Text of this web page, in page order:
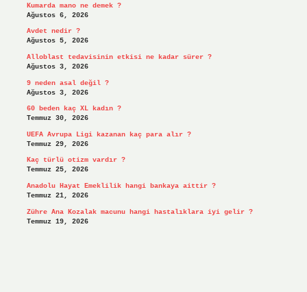
Kumarda mano ne demek ?
Ağustos 6, 2026
Avdet nedir ?
Ağustos 5, 2026
Alloblast tedavisinin etkisi ne kadar sürer ?
Ağustos 3, 2026
9 neden asal değil ?
Ağustos 3, 2026
60 beden kaç XL kadın ?
Temmuz 30, 2026
UEFA Avrupa Ligi kazanan kaç para alır ?
Temmuz 29, 2026
Kaç türlü otizm vardır ?
Temmuz 25, 2026
Anadolu Hayat Emeklilik hangi bankaya aittir ?
Temmuz 21, 2026
Zühre Ana Kozalak macunu hangi hastalıklara iyi gelir ?
Temmuz 19, 2026